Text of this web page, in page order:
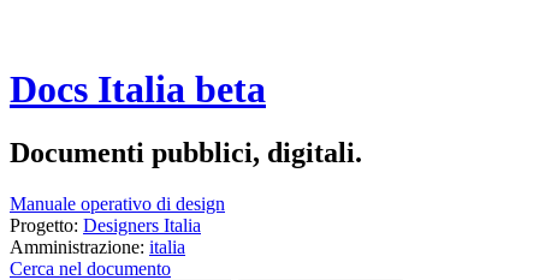
Docs Italia beta
Documenti pubblici, digitali.
Manuale operativo di design
Progetto: Designers Italia
Amministrazione: italia
Cerca nel documento